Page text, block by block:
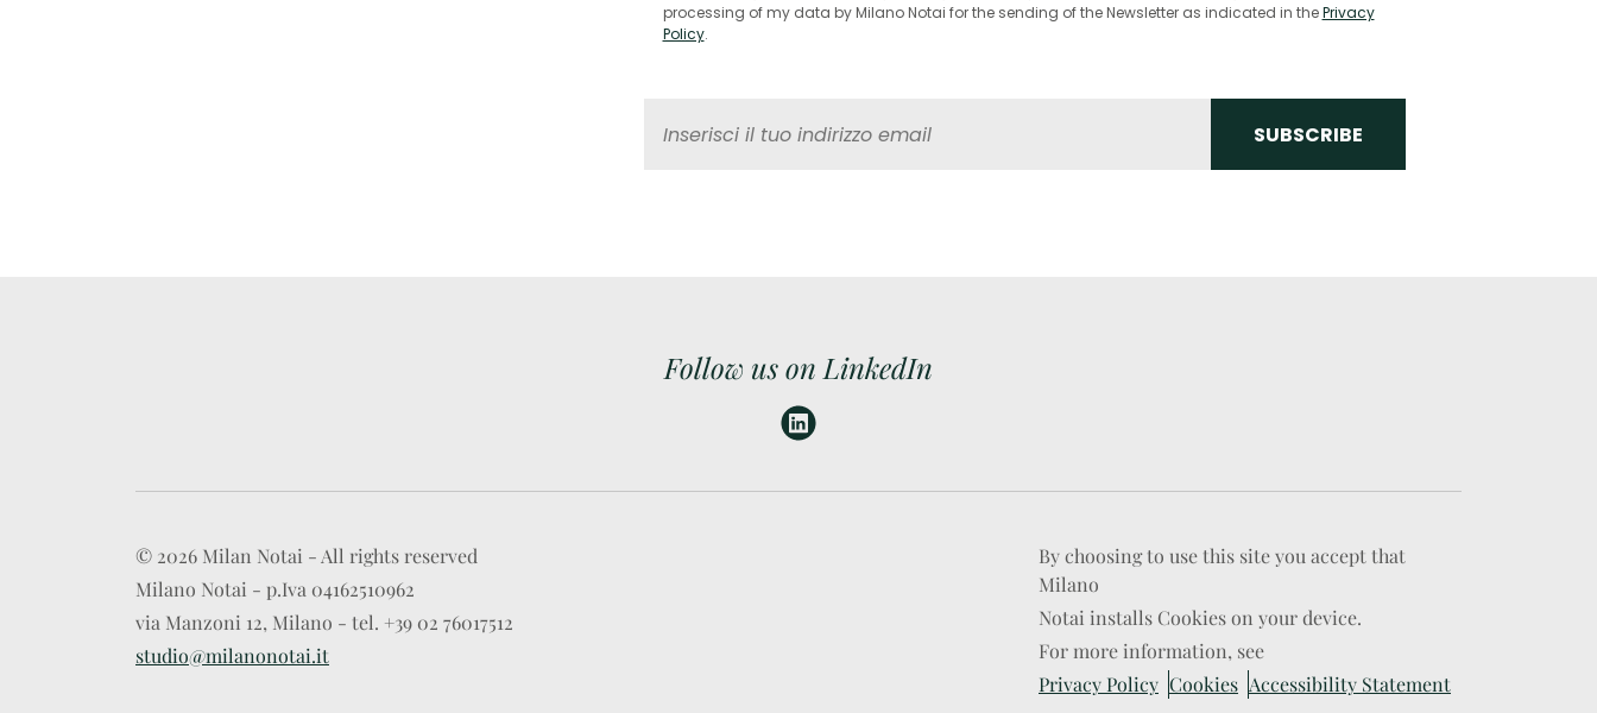
processing of my data by Milano Notai for the sending of the Newsletter as indicated in thePrivacy
Policy.
Follow us on LinkedIn
© 2026 Milan Notai - All rights reserved
Milano Notai - p.Iva 04162510962
via Manzoni 12, Milano - tel. +39 02 76017512
studio@milanonotai.it
By choosing to use this site you accept that
Milano
Notai installs Cookies on your device.
For more information, see
Privacy Policy Cookies Accessibility Statement